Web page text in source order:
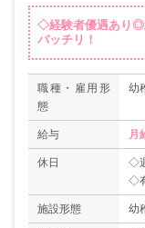
◇経験者優遇あり◎
バッチリ！
職種・雇用形
態
幼
給与 月
休日
◇
◇
◇
◇
施設形態 幼